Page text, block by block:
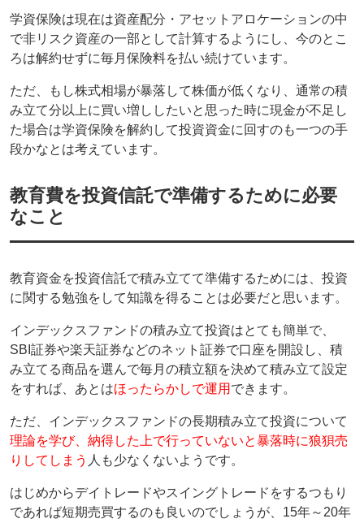
学資保険は現在は資産配分・アセットアロケーションの中
で非リスク資産の一部として計算するようにし、今のとこ
ろは解約せずに毎月保険料を払い続けています。
ただ、もし株式相場が暴落して株価が低くなり、通常の積
み立て分以上に買い増ししたいと思った時に現金が不足し
た場合は学資保険を解約して投資資金に回すのも一つの手
段かなとは考えています。
教育費を投資信託で準備するために必要
なこと
教育資金を投資信託で積み立てて準備するためには、投資
に関する勉強をして知識を得ることは必要だと思います。
インデックスファンドの積み立て投資はとても簡単で、
SBI証券や楽天証券などのネット証券で口座を開設し、積
み立てる商品を選んで毎月の積立額を決めて積み立て設定
をすれば、あとはほったらかしで運用 できます。
ただ、インデックスファンドの長期積み立て投資について
理論を学び、納得した上で行っていないと暴落時に狼狽売
りしてしまう 人も少なくないようです。
はじめからデイトレードやスイングトレードをするつもり
であれば短期売買するのも良いのでしょうが、15年～20年